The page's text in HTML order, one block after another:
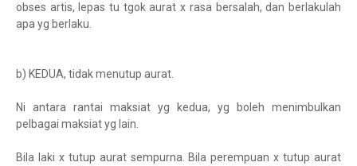
obses artis, lepas tu tgok aurat x rasa bersalah, dan berlakulah
apa yg berlaku.
b) KEDUA, tidak menutup aurat.
Ni antara rantai maksiat yg kedua, yg boleh menimbulkan
pelbagai maksiat yg lain.
Bila laki x tutup aurat sempurna. Bila perempuan x tutup aurat